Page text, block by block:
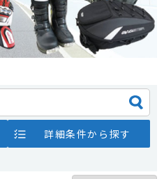
詳細条件から探す